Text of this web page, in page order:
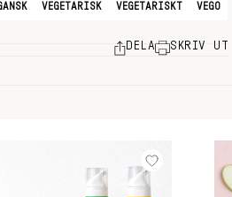
VEGETARISK VEGETARISKT VEGO
DELA SKRIV UT